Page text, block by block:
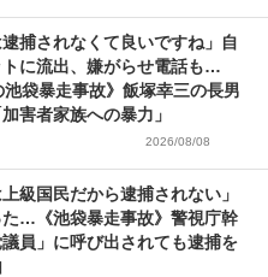
逮捕されなくて良いですね」自
に流出、嫌がらせ電話も…
池袋暴走事故》飯塚幸三の長男
害者家族への暴力」
2026/08/08
上級国民だから逮捕されない」
た…《池袋暴走事故》警視庁幹
員」に呼び出されても逮捕を